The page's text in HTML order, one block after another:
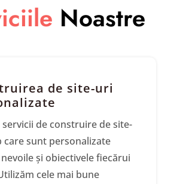
Noastre
de site-uri
de construire de site-
care sunt personalizate
și obiectivele fiecărui
cele mai bune